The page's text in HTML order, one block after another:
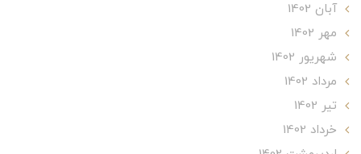
آبان 1402
مهر 1402
شهریور 1402
مرداد 1402
تير 1402
خرداد 1402